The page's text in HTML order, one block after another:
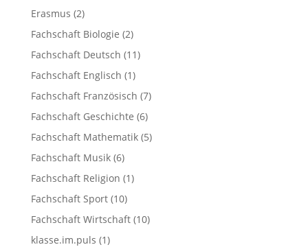
Erasmus (2)
Fachschaft Biologie (2)
Fachschaft Deutsch (11)
Fachschaft Englisch (1)
Fachschaft Französisch (7)
Fachschaft Geschichte (6)
Fachschaft Mathematik(5)
Fachschaft Musik(6)
Fachschaft Religion (1)
Fachschaft Sport(10)
Fachschaft Wirtschaft(10)
klasse.im.puls (1)